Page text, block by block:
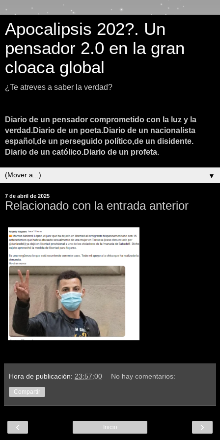
Apocalipsis 202?. Un
pensador 2.0 en la gran
cloaca global
¿Te atreves a saber la verdad?
Diario de un pensador comprometido con la luz y la
verdad.Diario de un poeta.Diario de un nacionalista
español,de un perseguido político,de un disidente.
Diario de un católico.Diario de un profeta.
▼
7 de abril de 2025
Relacionado con la entrada anterior
Hora de publicación: 23:57:00 No hay comentarios:
Compartir
‹ ›
Inicio